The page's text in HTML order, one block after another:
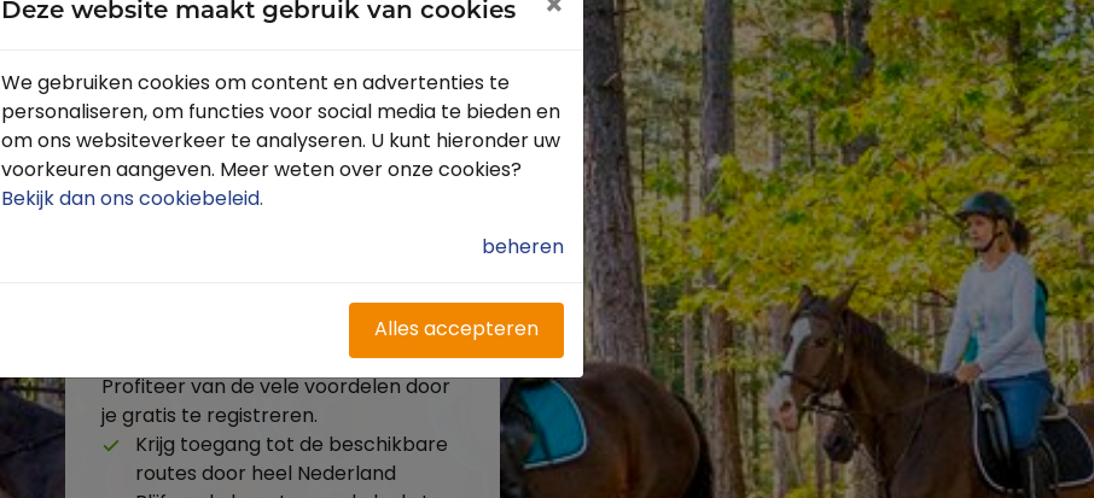
Toon
Inloggen
Wachtwoord vergeten?
Heb je nog geen account?
Profiteer van de vele voordelen door
je gratis te registreren.
Krijg toegang tot de beschikbare
routes door heel Nederland
Deze website maakt gebruik van cookies ×
We gebruiken cookies om content en advertenties te
personaliseren, om functies voor social media te bieden en
om ons websiteverkeer te analyseren. U kunt hieronder uw
voorkeuren aangeven. Meer weten over onze cookies?
Bekijk dan ons cookiebeleid.
beheren
Alles accepteren